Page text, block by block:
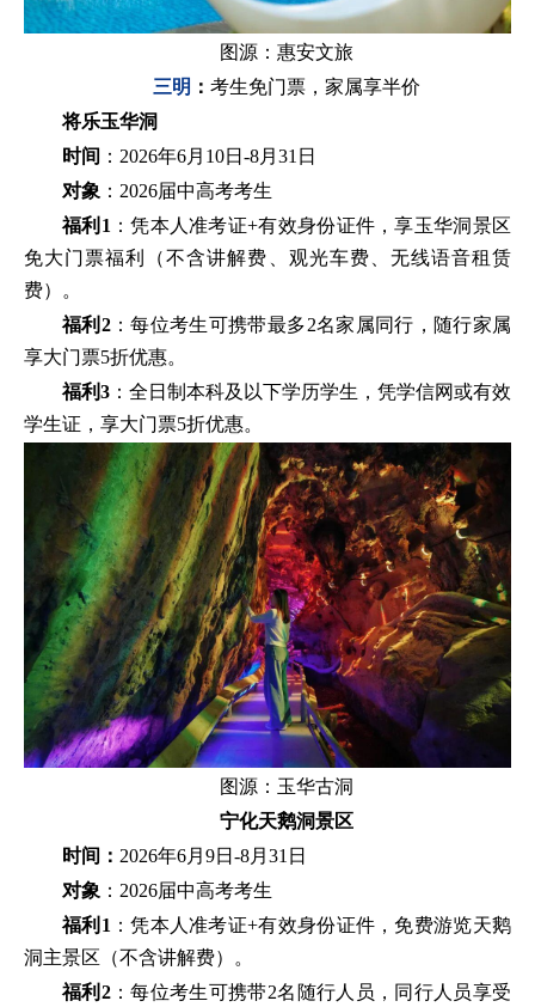
图源：惠安文旅
三明 ： 考生免门票，家属享半价
将乐玉华洞
时间 ：2026年6月10日-8月31日
对象 ：2026届中高考考生
福利1 ：凭本人准考证+有效身份证件，享玉华洞景区
免大门票福利（不含讲解费、观光车费、无线语音租赁
费）。
福利2：每位考生可携带最多2名家属同行，随行家属
享大门票5折优惠。
福利3 ：全日制本科及以下学历学生，凭学信网或有效
学生证，享大门票5折优惠。
图源：玉华古洞
宁化天鹅洞景区
时间： 2026年6月9日-8月31日
对象 ：2026届中高考考生
福利1 ：凭本人准考证+有效身份证件，免费游览天鹅
洞主景区（不含讲解费）。
福利2：每位考生可携带2名随行人员，同行人员享受